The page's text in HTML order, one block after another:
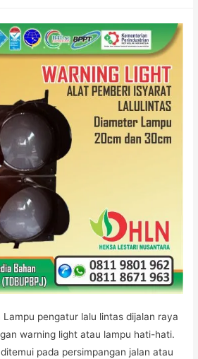
Lampu pengatur lalu lintas dijalan raya
warning light atau lampu hati-hati.
pada persimpangan jalan atau